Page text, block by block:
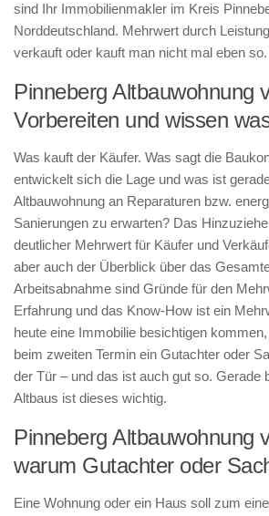
sind Ihr Immobilienmakler im Kreis
Norddeutschland. Mehrwert durch
verkauft oder kauft man nicht mal eben so.
Pinneberg Altbauwohnung
Vorbereiten und wissen
Was kauft der Käufer. Was sagt die
entwickelt sich die Lage und was ist
Altbauwohnung an Reparaturen bzw.
Sanierungen zu erwarten? Das
deutlicher Mehrwert für Käufer und
aber auch der Überblick über das
Arbeitsabnahme sind Gründe für den
Erfahrung und das Know-How ist ein
heute eine Immobilie besichtigen
beim zweiten Termin ein Gutachter oder
der Tür – und das ist auch gut so. Gerade
Altbaus ist dieses wichtig.
Pinneberg Altbauwohnung
warum Gutachter oder
Eine Wohnung oder ein Haus soll zum